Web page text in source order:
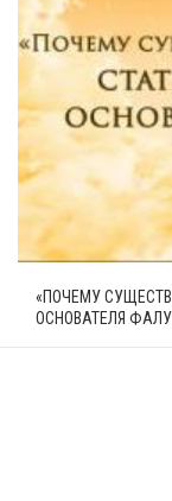
«ПОЧЕМУ
ОСНОВАТЕЛЯ